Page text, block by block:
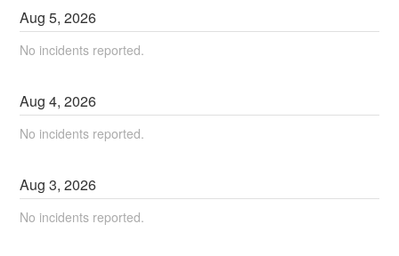
Aug5,2026
No incidents reported.
Aug4,2026
No incidents reported.
Aug3,2026
No incidents reported.